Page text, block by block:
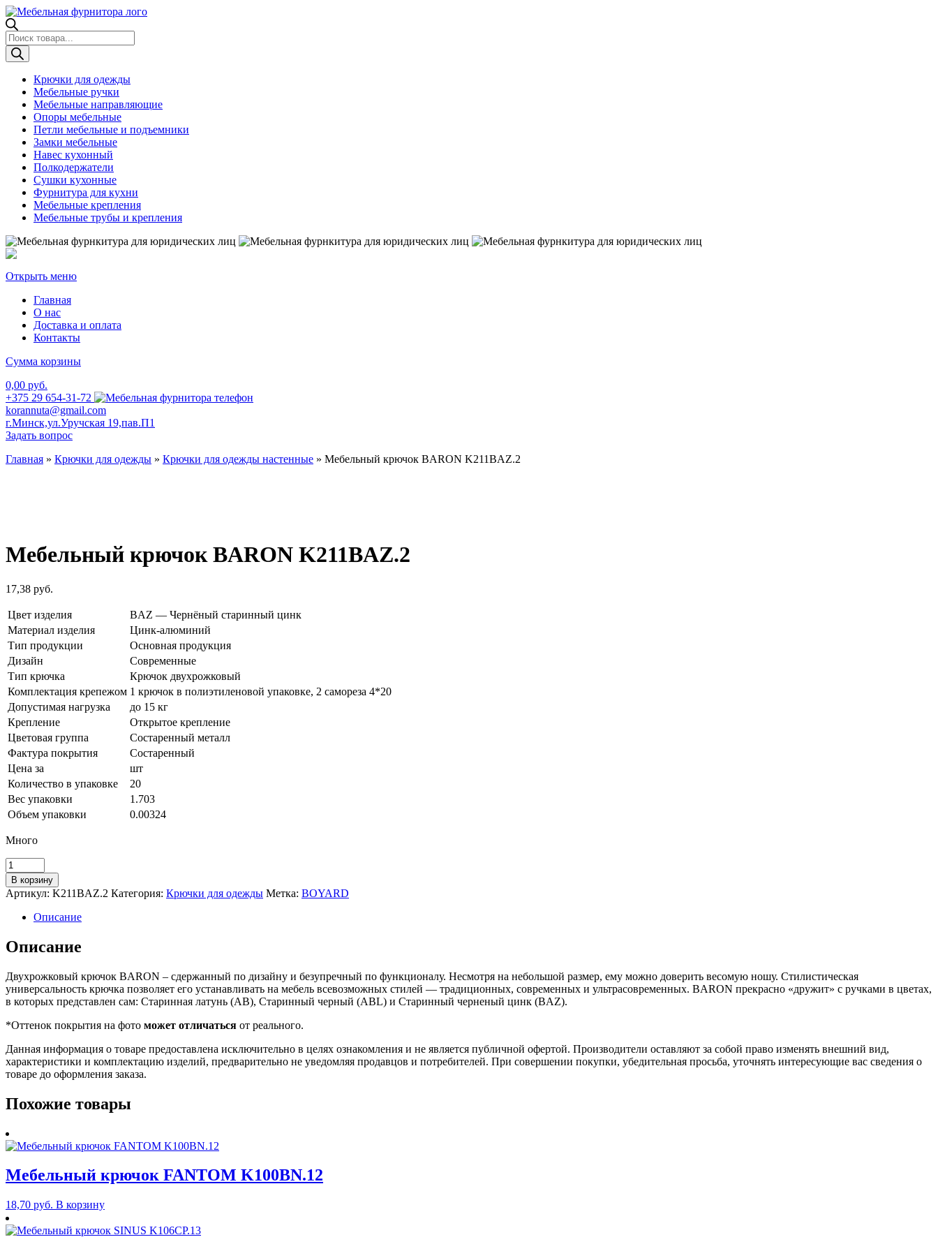
Поиск
товаров
Крючки для одежды
Мебельные ручки
Мебельные направляющие
Опоры мебельные
Петли мебельные и подъемники
Замки мебельные
Навес кухонный
Полкодержатели
Сушки кухонные
Фурнитура для кухни
Мебельные крепления
Мебельные трубы и крепления
Открыть меню
Главная
О нас
Доставка и оплата
Контакты
Сумма корзины
0,00 руб.
+375 29 654-31-72
korannuta@gmail.com
г.Минск,ул.Уручская 19,пав.П1
Задать вопрос
Главная » Крючки для одежды » Крючки для одежды настенные » Мебельный крючок BARON K211BAZ.2
Мебельный крючок BARON K211BAZ.2
17,38 руб.
Цвет изделия
BAZ — Чернёный старинный цинк
Материал изделия
Цинк-алюминий
Тип продукции
Основная продукция
Дизайн
Современные
Тип крючка
Крючок двухрожковый
Комплектация крепежом 1 крючок в полиэтиленовой упаковке, 2 самореза 4*20
Допустимая нагрузка
до 15 кг
Крепление
Открытое крепление
Цветовая группа
Состаренный металл
Фактура покрытия
Состаренный
Цена за
шт
Количество в упаковке
20
Вес упаковки
1.703
Объем упаковки
0.00324
Много
Количество
товара
Мебельный
крючок
BARON
K211BAZ.2
В корзину
Артикул: K211BAZ.2 Категория: Крючки для одежды Метка: BOYARD
Описание
Описание
Двухрожковый крючок BARON – сдержанный по дизайну и безупречный по функционалу. Несмотря на небольшой размер, ему можно доверить весомую ношу. Стилистическая
универсальность крючка позволяет его устанавливать на мебель всевозможных стилей — традиционных, современных и ультрасовременных. BARON прекрасно «дружит» с ручками в цветах,
в которых представлен сам: Старинная латунь (AB), Старинный черный (ABL) и Старинный черненый цинк (BAZ).
*Оттенок покрытия на фото может отличаться от реального.
Данная информация о товаре предоставлена исключительно в целях ознакомления и не является публичной офертой. Производители оставляют за собой право изменять внешний вид,
характеристики и комплектацию изделий, предварительно не уведомляя продавцов и потребителей. При совершении покупки, убедительная просьба, уточнять интересующие вас сведения о
товаре до оформления заказа.
Похожие товары
Мебельный крючок FANTOM K100BN.12
18,70 руб. В корзину